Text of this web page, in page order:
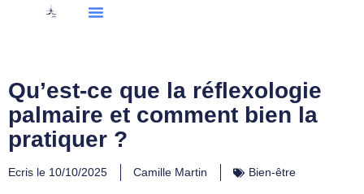
Qu’est-ce que la réflexologie
palmaire et comment bien la
pratiquer ?
Ecris le 10/10/2025 Camille Martin Bien-être